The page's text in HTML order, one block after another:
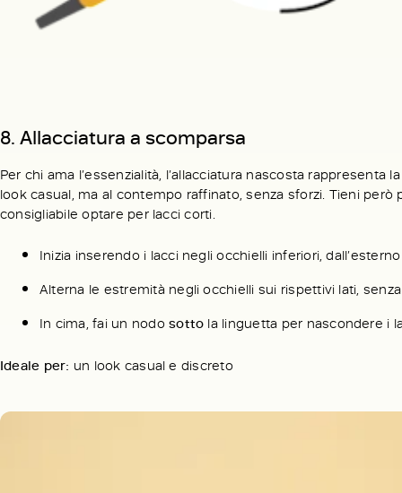
8. Allacciatura a scomparsa
Per chi ama l’essenzialità, l’allacciatura nascosta
look casual, ma al contempo raffinato, senza sforzi. Tieni
consigliabile optare per lacci corti.
Inizia inserendo i lacci negli occhielli inferiori,
Alterna le estremità negli occhielli sui rispettivi lati,
In cima, fai un nodosotto la linguetta per nascondere i
Ideale per: un look casual e discreto